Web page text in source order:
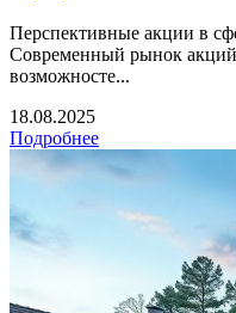
Перспективные акции в
Современный рынок акций
возможносте...
18.08.2025
Подробнее